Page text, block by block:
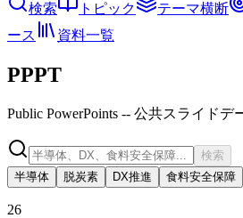
検索
トピック テーマ横断
ース
資料一覧
PPPT
Public PowerPoints -- 公共スライドデ
検索
半導体
脱炭素 DX推進 食料安全保障
26